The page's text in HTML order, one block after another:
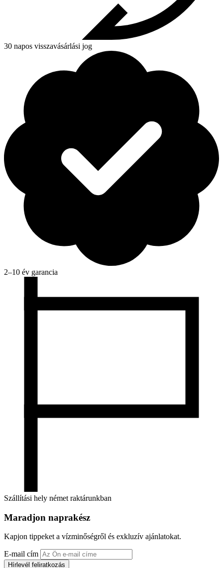
30 napos visszavásárlási jog
2–10 év garancia
Szállítási hely német raktárunkban
Maradjon naprakész
Kapjon tippeket a vízminőségről és exkluzív ajánlatokat.
E-mail cím
Hírlevél feliratkozás